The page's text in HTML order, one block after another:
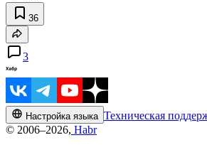
36
3
Настройка языка Техническая
© 2006–2026, Habr